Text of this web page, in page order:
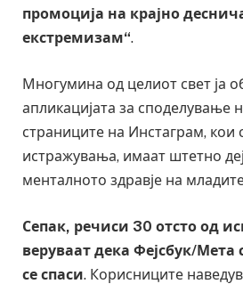
промоција на крајно
екстремизам“.
Многумина од целиот свет ја
апликацијата за споделување
страниците на Инстаграм, кои
истражувања, имаат штетно
менталното здравје на
Сепак, речиси 30 отсто од
веруваат дека Фејсбук/
се спаси. Корисниците